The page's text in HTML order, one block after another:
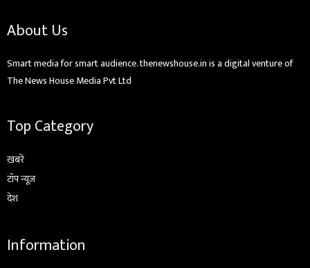
About Us
Smart media for smart audience. thenewshouse.in is a digital venture of
The News House Media Pvt Ltd
Top Category
ख़बरें
टॉप न्यूज़
देश
Information